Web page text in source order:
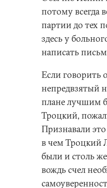
потому всегда
партии до тех
здесь у
написать
Если говорить
непредвзятый
плане лучшим
Троцкий,
Признавали
в чем Троцкий
были и столь
вождь счел